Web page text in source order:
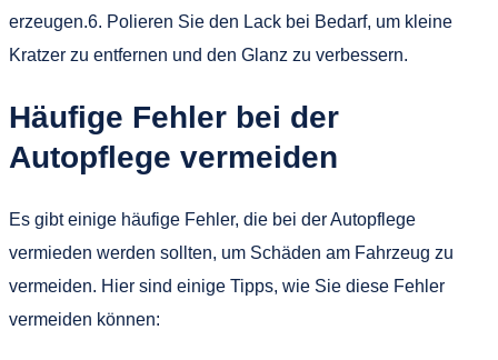
erzeugen.6. Polieren Sie den Lack bei Bedarf, um kleine
Kratzer zu entfernen und den Glanz zu verbessern.
Häufige Fehler bei der
Autopflege vermeiden
Es gibt einige häufige Fehler, die bei der Autopflege
vermieden werden sollten, um Schäden am Fahrzeug zu
vermeiden. Hier sind einige Tipps, wie Sie diese Fehler
vermeiden können: